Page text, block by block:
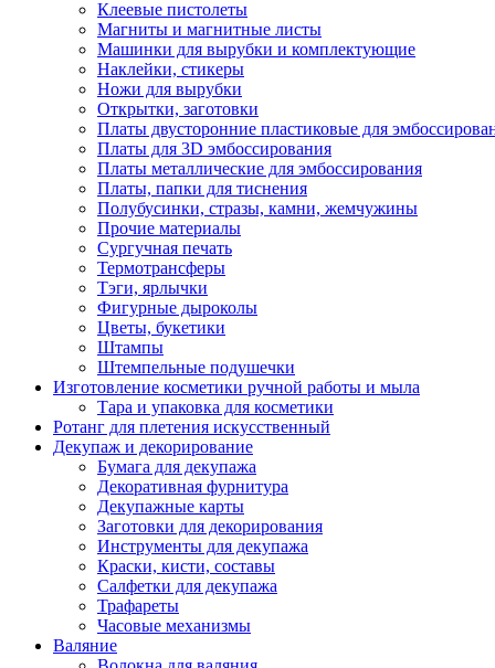
Клеевые пистолеты
Магниты и магнитные листы
Машинки для вырубки и комплектующие
Наклейки, стикеры
Ножи для вырубки
Открытки, заготовки
Платы двусторонние пластиковые для
Платы для 3D эмбоссирования
Платы металлические для эмбоссирования
Платы, папки для тиснения
Полубусинки, стразы, камни, жемчужины
Прочие материалы
Сургучная печать
Термотрансферы
Тэги, ярлычки
Фигурные дыроколы
Цветы, букетики
Штампы
Штемпельные подушечки
Изготовление косметики ручной работы и мыла
Тара и упаковка для косметики
Ротанг для плетения искусственный
Декупаж и декорирование
Бумага для декупажа
Декоративная фурнитура
Декупажные карты
Заготовки для декорирования
Инструменты для декупажа
Краски, кисти, составы
Салфетки для декупажа
Трафареты
Часовые механизмы
Валяние